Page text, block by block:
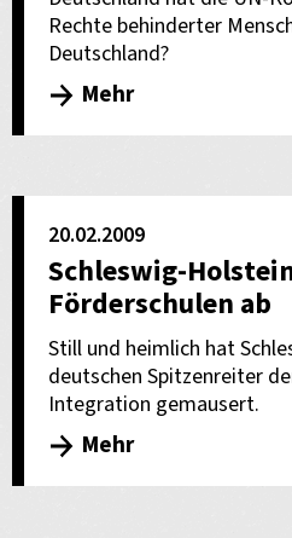
Rechte behinderter
Deutschland?
Mehr
20.02.2009
Schleswig-
Förderschulen ab
Still und heimlich hat
deutschen Spitzenreiter
Integration gemausert.
Mehr